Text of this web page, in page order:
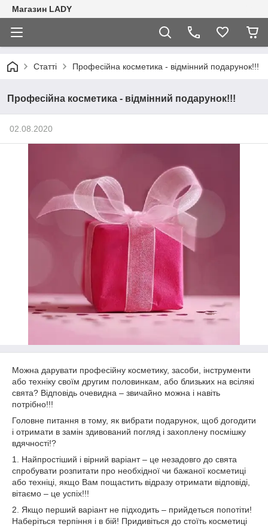
Магазин LADY
Статті Професійна косметика - відмінний подарунок!!!
Професійна косметика - відмінний подарунок!!!
02.08.2020
Можна дарувати професійну косметику, засоби, інструменти
або техніку своїм другим половинкам, або близьких на всілякі
свята? Відповідь очевидна – звичайно можна і навіть
потрібно!!!
Головне питання в тому, як вибрати подарунок, щоб догодити
і отримати в замін здивований погляд і захоплену посмішку
вдячності!?
1. Найпростіший і вірний варіант – це незадовго до свята
спробувати розпитати про необхідної чи бажаної косметиці
або техніці, якщо Вам пощастить відразу отримати відповіді,
вітаємо – це успіх!!!
2. Якщо перший варіант не підходить – прийдеться попотіти!
Наберіться терпіння і в бій! Придивіться до стоїть косметиці